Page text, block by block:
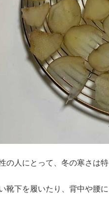
の人にとって、冬の寒さは特
靴下を履いたり、背中や腰